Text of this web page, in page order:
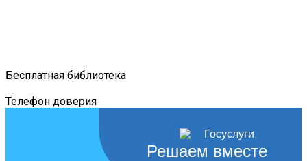
Бесплатная библиотека
Телефон доверия
Решаем вместе